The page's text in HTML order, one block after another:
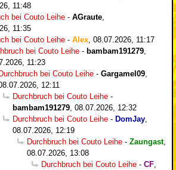
11:48
bei Couto Leihe - AGraute,
11:35
bei Couto Leihe - Alex, 08.07.2026, 11:17
bei Couto Leihe - bambam191279,
11:23
Durchbruch bei Couto Leihe - Gargamel09,
12:11
Durchbruch bei Couto Leihe -
bambam191279, 08.07.2026, 12:32
Durchbruch bei Couto Leihe - DomJay,
08.07.2026, 12:19
Durchbruch bei Couto Leihe - Zaungast,
08.07.2026, 13:08
Durchbruch bei Couto Leihe - CF,